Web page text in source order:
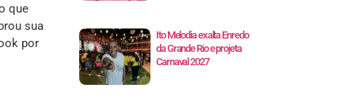
que
sua
por
Ito Melodia exalta Enredo
da Grande Rio e projeta
Carnaval 2027